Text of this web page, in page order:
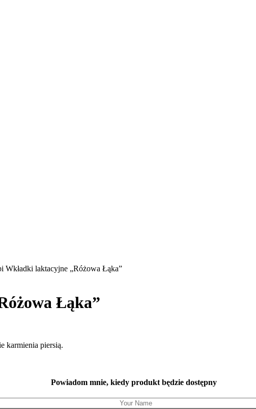
Wkładki laktacyjne „Różowa Łąka”
Łąka”
karmienia piersią.
Powiadom mnie, kiedy produkt będzie dostępny